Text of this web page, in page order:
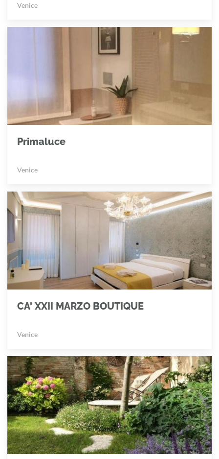
Venice
Primaluce
Venice
CA' XXII MARZO BOUTIQUE
Venice